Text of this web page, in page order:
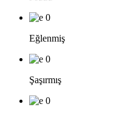
0
Eğlenmiş
0
Şaşırmış
0